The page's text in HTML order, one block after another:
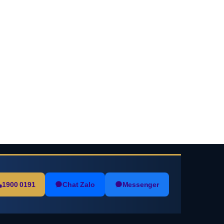
1900 0191 Chat Zalo Messenger